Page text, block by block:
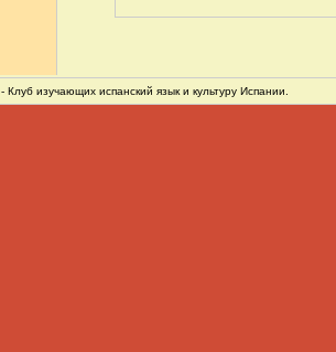
- Клуб изучающих испанский язык и культуру Испании.